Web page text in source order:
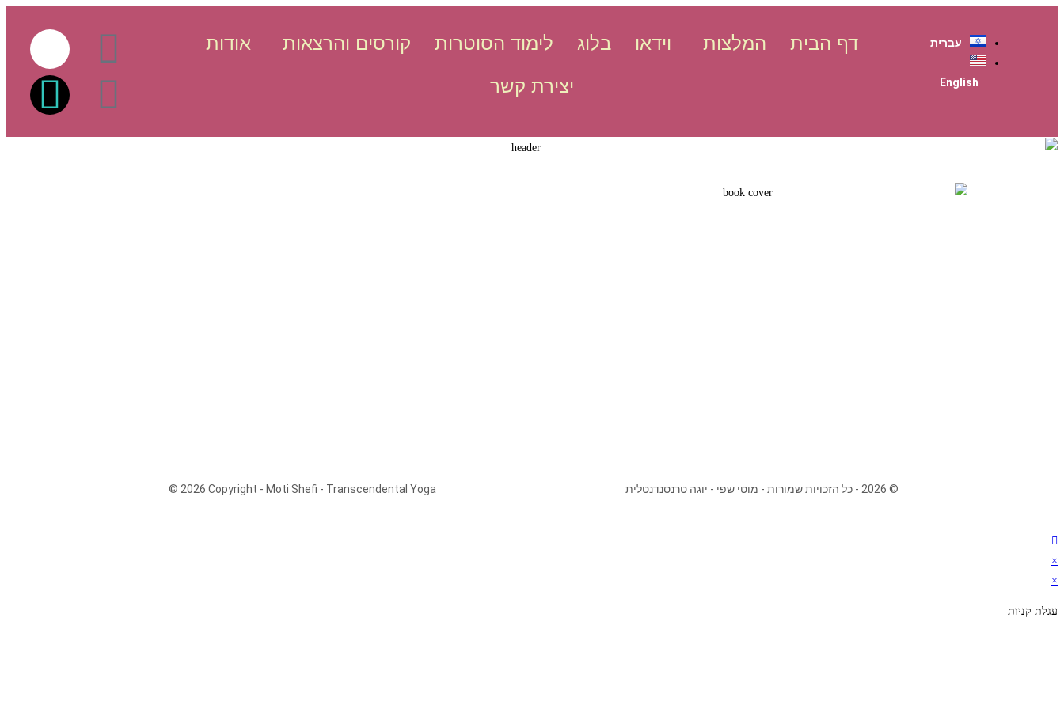
עברית
English
דף הבית המלצות וידאו בלוג לימוד הסוטרות קורסים והרצאות
אודות
יצירת קשר
דילוג
© 2026 - כל הזכויות שמורות - מוטי שפי - יוגה טרנסנדנטלית © 2026 Copyright - Moti Shefi - Transcendental Yoga
×
×
עגלת קניות